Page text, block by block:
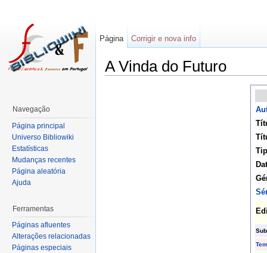
A Vinda do Futuro
Página Corrigir e nova info
Navegação
Página principal
Universo Bibliowiki
Estatísticas
Mudanças recentes
Página aleatória
Ajuda
Ferramentas
Páginas afluentes
Alterações relacionadas
Páginas especiais